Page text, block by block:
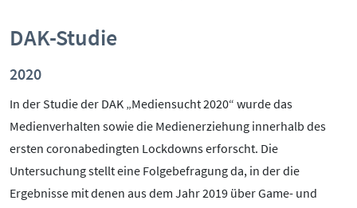
DAK-Studie
2020
In der Studie der DAK „Mediensucht 2020“ wurde das
Medienverhalten sowie die Medienerziehung innerhalb des
ersten coronabedingten Lockdowns erforscht. Die
Untersuchung stellt eine Folgebefragung da, in der die
Ergebnisse mit denen aus dem Jahr 2019 über Game- und